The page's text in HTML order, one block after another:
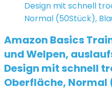
Amazon Basics
und Welpen,
Design mit schnell
Oberfläche, Normal